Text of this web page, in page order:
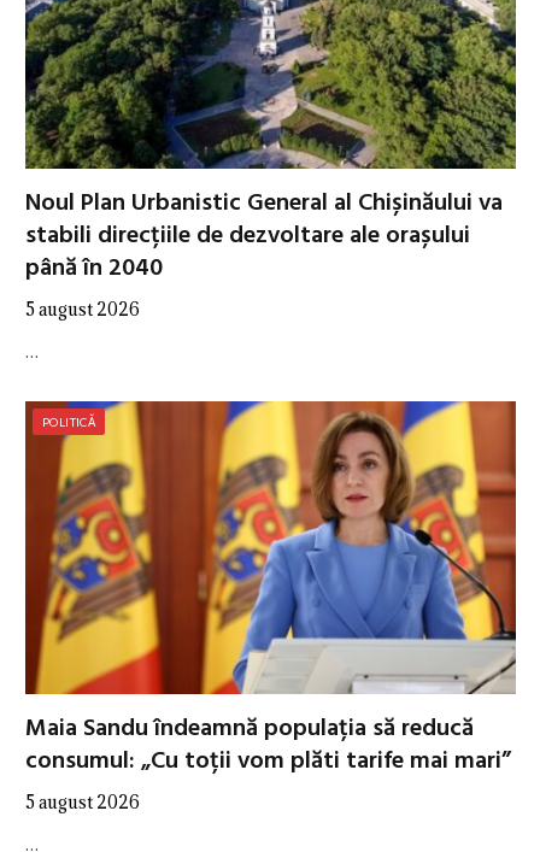
Noul Plan Urbanistic General al Chișinăului va
stabili direcțiile de dezvoltare ale orașului
până în 2040
5 august 2026
…
POLITICĂ
Maia Sandu îndeamnă populația să reducă
consumul: „Cu toții vom plăti tarife mai mari”
5 august 2026
…